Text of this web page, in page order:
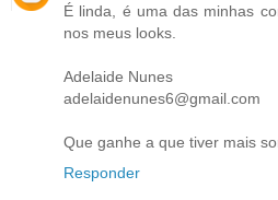
É linda, é uma das minhas
nos meus looks.
Adelaide Nunes
adelaidenunes6@gmail.com
Que ganhe a que tiver mais
Responder